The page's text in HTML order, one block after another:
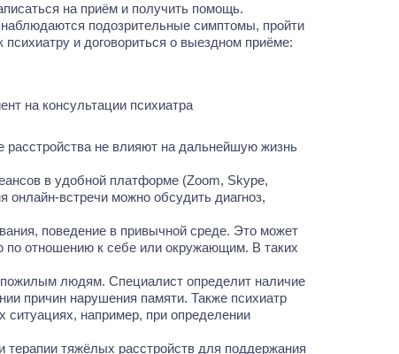
на приём и получить помощь.
подозрительные симптомы, пройти
и договориться о выездном приёме:
расстройства не влияют на дальнейшую жизнь
в удобной платформе (Zoom, Skype,
встречи можно обсудить диагноз,
поведение в привычной среде. Это может
по отношению к себе или окружающим. В таких
людям. Специалист определит наличие
причин нарушения памяти. Также психиатр
ситуациях, например, при определении
тяжёлых расстройств для поддержания